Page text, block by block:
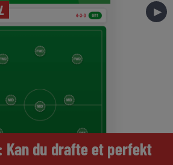
►
du drafte et perfekt